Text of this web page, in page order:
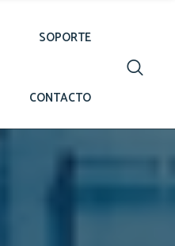
SOPORTE
CONTACTO